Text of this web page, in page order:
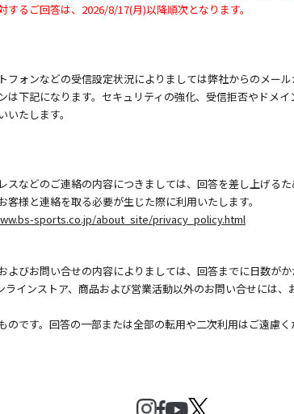
るご回答は、2026/8/17(月)以降順次となります。
ォンなどの受信設定状況によりましては弊社からのメール
下記になります。セキュリティの強化、受信拒否やドメイ
たします。
スなどのご連絡の内容につきましては、回答を差し上げる
様と連絡を取る必要が生じた際に利用いたします。
sports.co.jp/about_site/privacy_policy.html
びお問い合せの内容によりましては、回答までに日数が
ラインストア、商品および営業活動以外のお問い合せには
です。回答の一部または全部の転用や二次利用はご遠慮く